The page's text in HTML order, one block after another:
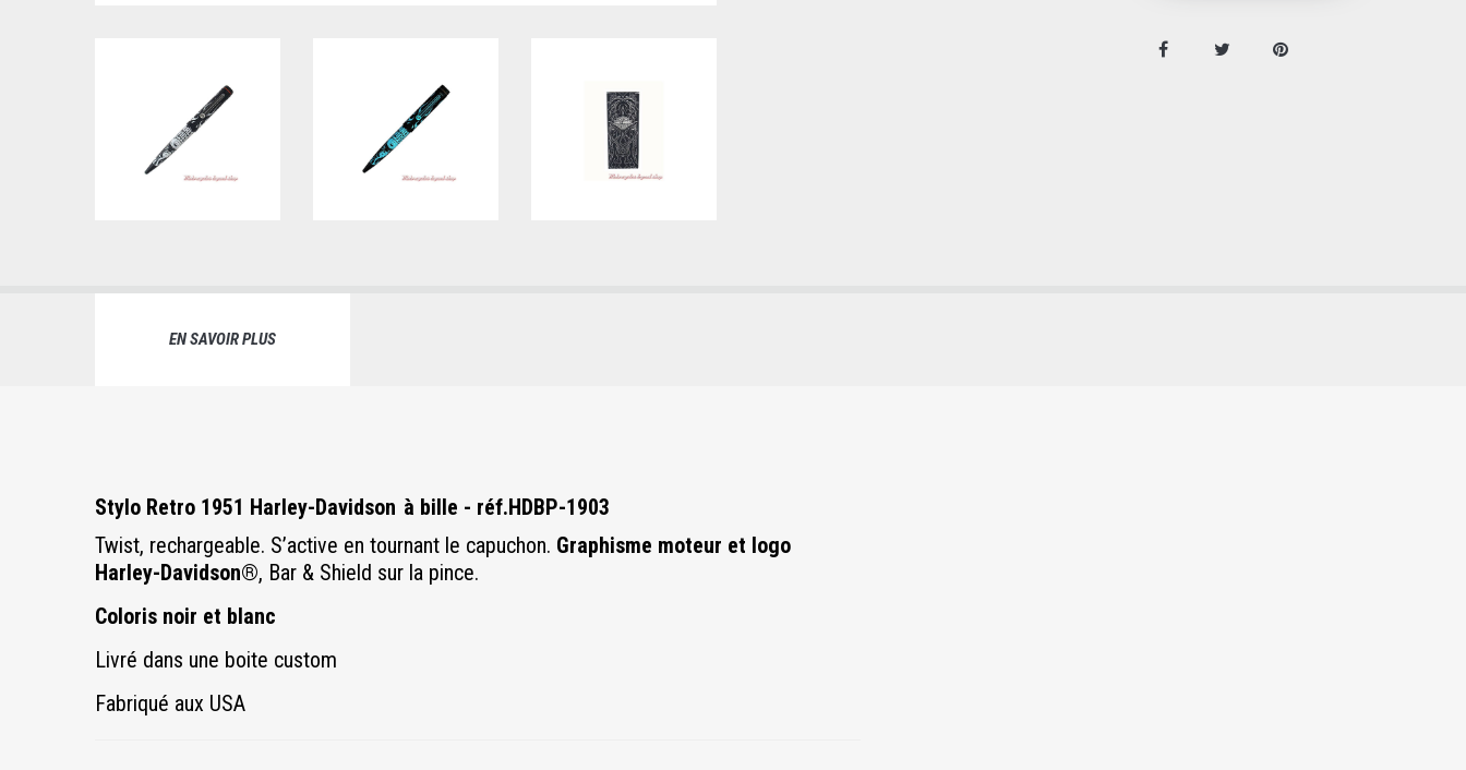
EN SAVOIR PLUS
Stylo Retro 1951 Harley-Davidson à bille - réf.HDBP-1903
Twist, rechargeable. S’active en tournant le capuchon. Graphisme moteur et logo
Harley-Davidson®, Bar & Shield sur la pince.
Coloris noir et blanc
Livré dans une boite custom
Fabriqué aux USA